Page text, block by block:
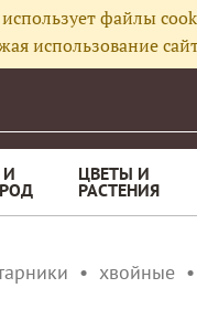
файлы
использование
И ЦВЕТЫ И
РАСТЕНИЯ
хвойные